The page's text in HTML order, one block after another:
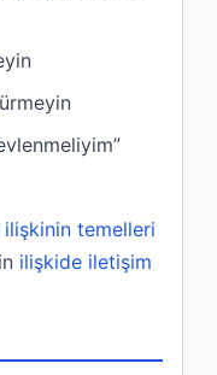
ilişkinin temelleri
ilişkide iletişim